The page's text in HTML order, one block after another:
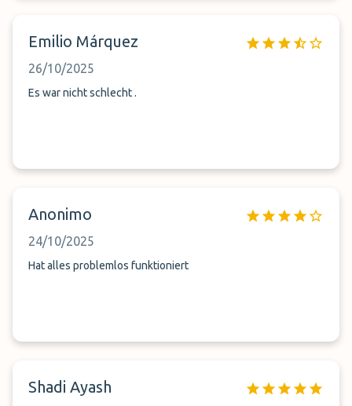
Emilio Márquez
26/10/2025
Es war nicht schlecht .
Anonimo
24/10/2025
Hat alles problemlos funktioniert
Shadi Ayash